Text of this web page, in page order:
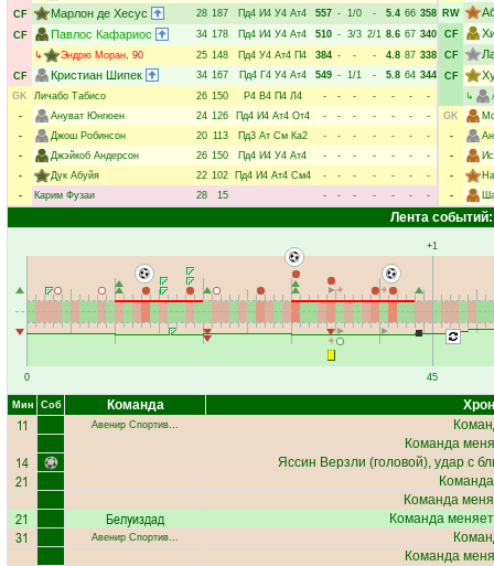
CF
Марлон де Хесус 28 187 Пд4 И4 У4 Ат4 557 - 1/0 - 5.4 66 358
CF
Павлос Кафариос 34 178 Пд4 И4 У4 Ат4 510 - 3/3 2/1 8.6 67 340
↳
Эндрю Моран, 90 25 148 Пд4 У4 Ат4 П4 384 - - - 4.8 87 338
CF
Кристиан Шипек 34 167 Пд4 Г4 У4 Ат4 549 - 1/1 - 5.8 64 344
GK
Личабо Табисо 26 150 Р4 В4 П4 Л4 - - - - - -
-
-
Ануват Юнгюен 24 126 Пд4 И4 Ат4 От4 - - - - - -
-
-
Джош Робинсон 20 113 Пд3 Ат См Ка2 - - - - - -
-
-
Джэйкоб Андерсон 26 150 Пд4 И4 У4 Ат4 - - - - - -
-
-
Дук Абуйя 22 102 Пд4 И4 Ат4 См4 - - - - - -
-
-
Карим Фузаи 28 15 - - - - - - -
RW
CF
CF
CF
↳
GK
-
-
-
-
Лента событий:
0
+1
45
Мин Соб Команда
11 Авенир Спортив…
Команда
14 Яссин Верзли (головой), удар с
21
Команда
21 Белуиздад Команда
31 Авенир Спортив…
Команда